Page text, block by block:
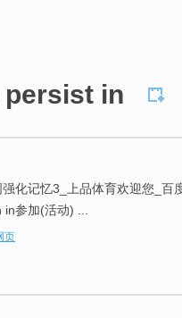
in
强化记忆3_上品体育欢迎您
in参加(活动) ...
页